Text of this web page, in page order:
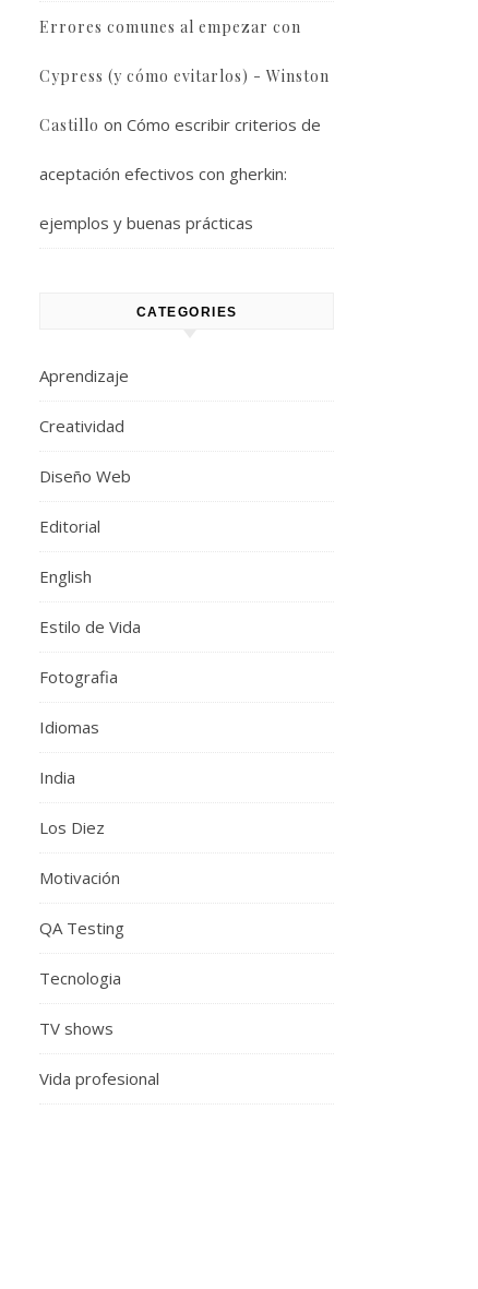
Errores comunes al empezar con
Cypress (y cómo evitarlos) - Winston
Castillo on Cómo escribir criterios de
aceptación efectivos con gherkin:
ejemplos y buenas prácticas
CATEGORIES
Aprendizaje
Creatividad
Diseño Web
Editorial
English
Estilo de Vida
Fotografia
Idiomas
India
Los Diez
Motivación
QA Testing
Tecnologia
TV shows
Vida profesional